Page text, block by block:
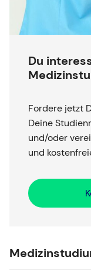
Du
Fordere jetzt
Deine
und/oder
und